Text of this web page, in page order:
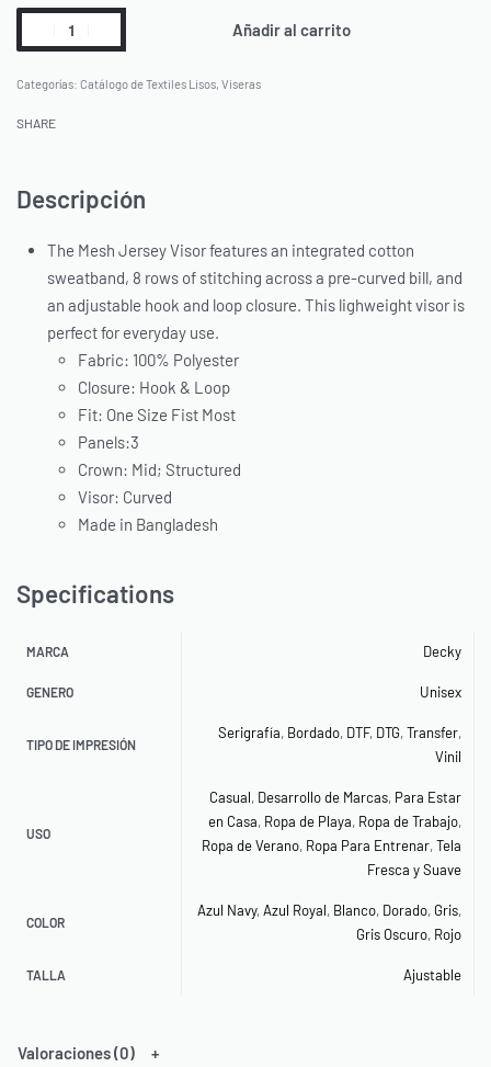
Añadir al carrito
Categorías: Catálogo de Textiles Lisos, Viseras
SHARE
Descripción
The Mesh Jersey Visor features an integrated cotton
sweatband, 8 rows of stitching across a pre-curved bill, and
an adjustable hook and loop closure. This lighweight visor is
perfect for everyday use.
Fabric: 100% Polyester
Closure: Hook & Loop
Fit: One Size Fist Most
Panels:3
Crown: Mid; Structured
Visor: Curved
Made in Bangladesh
Specifications
MARCA Decky
GENERO Unisex
TIPO DE IMPRESIÓN
Serigrafía, Bordado, DTF, DTG,Transfer,
Vinil
USO
Casual, Desarrollo de Marcas, Para Estar
en Casa, Ropa de Playa, Ropa de Trabajo,
Ropa de Verano, Ropa Para Entrenar,Tela
Fresca y Suave
COLOR
Azul Navy,Azul Royal, Blanco, Dorado, Gris,
Gris Oscuro, Rojo
TALLA Ajustable
Valoraciones (0)